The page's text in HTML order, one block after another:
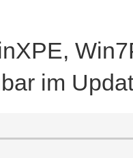
im